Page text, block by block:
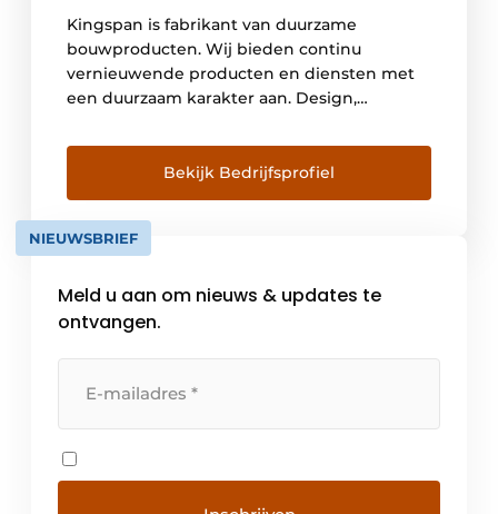
Kingspan is fabrikant van duurzame
bouwproducten. Wij bieden continu
vernieuwende producten en diensten met
een duurzaam karakter aan. Design,
zijn voor ons de belangrijkste speerpunten.
Bekijk Bedrijfsprofiel
NIEUWSBRIEF
Meld u aan om nieuws & updates te
ontvangen.